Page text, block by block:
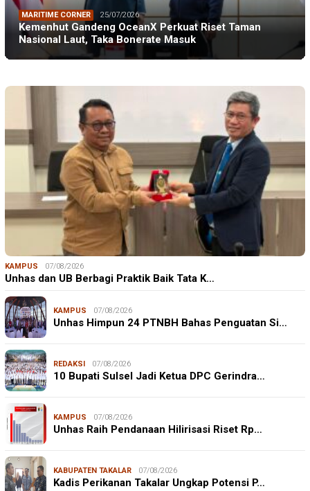
MARITIME CORNER 25/07/2026
Kemenhut Gandeng OceanX Perkuat Riset Taman
Nasional Laut, Taka Bonerate Masuk
KAMPUS 07/08/2026
Unhas dan UB Berbagi Praktik Baik Tata K…
KAMPUS 07/08/2026
Unhas Himpun 24 PTNBH Bahas Penguatan Si…
REDAKSI 07/08/2026
10 Bupati Sulsel Jadi Ketua DPC Gerindra…
KAMPUS 07/08/2026
Unhas Raih Pendanaan Hilirisasi Riset Rp…
KABUPATEN TAKALAR 07/08/2026
Kadis Perikanan Takalar Ungkap Potensi P…